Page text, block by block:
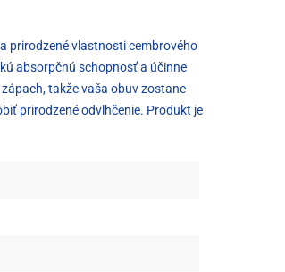
prirodzené vlastnosti cembrového
absorpčnú schopnosť a účinne
takže vaša obuv zostane
prirodzené odvlhčenie. Produkt je